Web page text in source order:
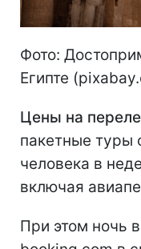
Фото:
Египте
Цены на
пакетные туры
человека в
включая
При этом ночь